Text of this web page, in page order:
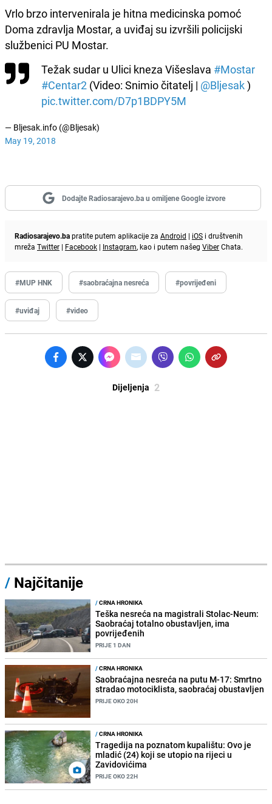
Vrlo brzo intervenirala je hitna medicinska pomoć
Doma zdravlja Mostar, a uviđaj su izvršili policijski
službenici PU Mostar.
Težak sudar u Ulici kneza Višeslava #Mostar
#Centar2 (Video: Snimio čitatelj | @Bljesak)
pic.twitter.com/D7p1BDPY5M
— Bljesak.info (@Bljesak)
May 19, 2018
Dodajte Radiosarajevo.ba u omiljene Google izvore
Radiosarajevo.bapratite putem aplikacije za Android | iOS i društvenih
mreža Twitter | Facebook | Instagram, kao i putem našeg ViberChata.
#MUP HNK #saobraćajna nesreća #povrijeđeni
#uviđaj #video
Dijeljenja 2
/ Najčitanije
/CRNA HRONIKA
Teška nesreća na magistrali Stolac-Neum:
Saobraćaj totalno obustavljen, ima
povrijeđenih
PRIJE 1 DAN
/CRNA HRONIKA
Saobraćajna nesreća na putu M-17: Smrtno
stradao motociklista, saobraćaj obustavljen
PRIJE OKO 20H
/CRNA HRONIKA
Tragedija na poznatom kupalištu: Ovo je
mladić (24) koji se utopio na rijeci u
Zavidovićima
PRIJE OKO 22H